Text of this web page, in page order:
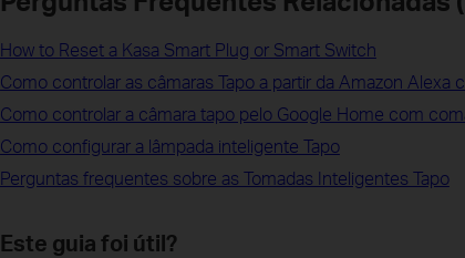
How to Reset a Kasa Smart Plug or Smart Switch
Como controlar as câmaras Tapo a partir da Amazon Alexa
Como controlar a câmara tapo pelo Google Home com
Como configurar a lâmpada inteligente Tapo
Perguntas frequentes sobre as Tomadas Inteligentes Tapo
Este guia foi útil?